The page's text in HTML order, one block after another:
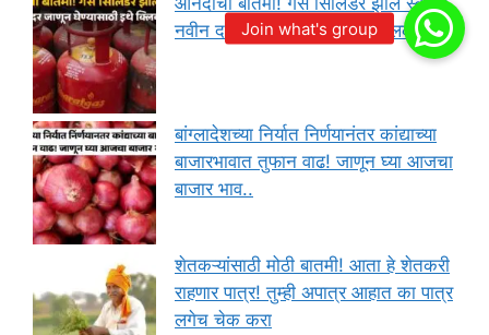
नवीन दर जाणून घेण्यासाठी इथे क्लिक करा
बांग्लादेशच्या निर्यात निर्णयानंतर कांद्याच्या
बाजारभावात तुफान वाढ! जाणून घ्या आजचा
बाजार भाव..
शेतकऱ्यांसाठी मोठी बातमी! आता हे शेतकरी
राहणार पात्र! तुम्ही अपात्र आहात का पात्र
लगेच चेक करा